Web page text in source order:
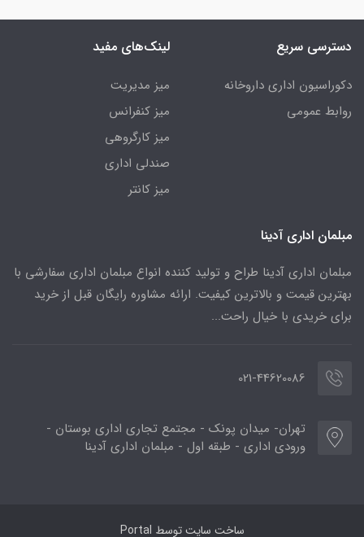
دسترسی سریع
دکوراسیون اداری داروخانه
روابط عمومی
لینک‌های مفید
میز مدیریت
میز کنفرانس
میز کارگروهی
صندلی اداری
میز کانتر
مبلمان اداری آدینا
مبلمان اداری آدینا طراح و تولید کننده انواع مبلمان اداری سفارشی با
بهترین قیمت و بالاترین کیفیت. ارائه مشاوره رایگان قبل از خرید
برای خریدی با خیال راحت...
021-44620086
تهران- میدان پونک - مجتمع تجاری اداری بوستان -
ورودی اداری - طبقه اول - مبلمان اداری آدینا
ساخت سایت توسط Portal